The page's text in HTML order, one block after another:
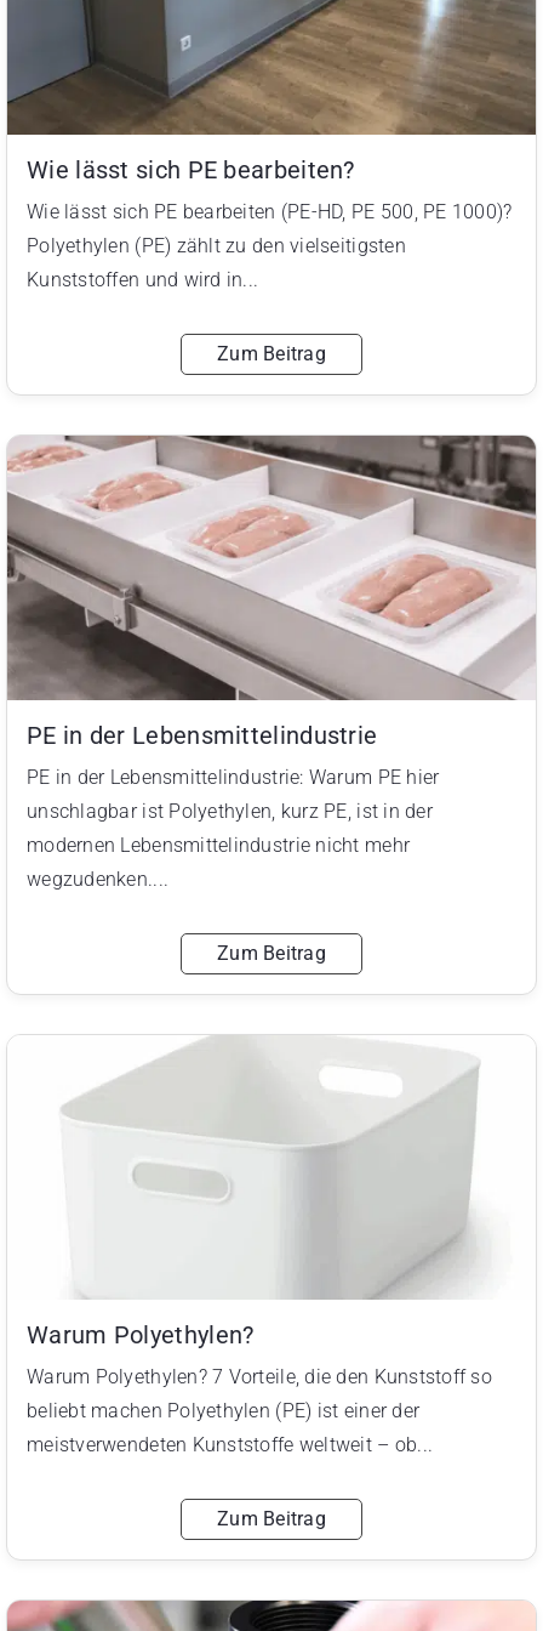
Wie lässt sich PE bearbeiten?
Wie lässt sich PE bearbeiten (PE-HD, PE 500, PE 1000)?
Polyethylen (PE) zählt zu den vielseitigsten
Kunststoffen und wird in...
Zum Beitrag
PE in der Lebensmittelindustrie
PE in der Lebensmittelindustrie: Warum PE hier
unschlagbar ist Polyethylen, kurz PE, ist in der
modernen Lebensmittelindustrie nicht mehr
wegzudenken....
Zum Beitrag
Warum Polyethylen?
Warum Polyethylen? 7 Vorteile, die den Kunststoff so
beliebt machen Polyethylen (PE) ist einer der
meistverwendeten Kunststoffe weltweit – ob...
Zum Beitrag